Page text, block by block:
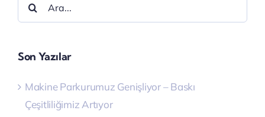
ara:
Son Yazılar
Makine Parkurumuz Genişliyor – Baskı
Çeşitliliğimiz Artıyor